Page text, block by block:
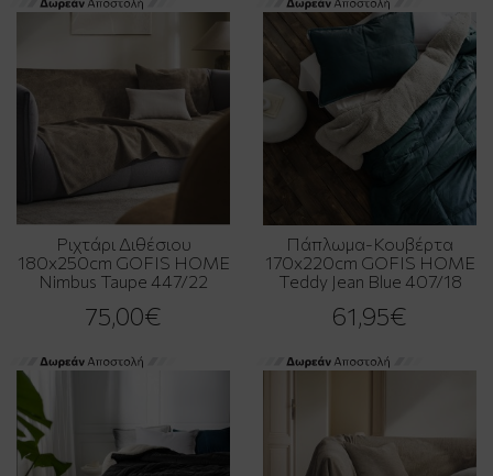
Ριχτάρι Διθέσιου
180x250cm GOFIS HOME
Nimbus Taupe 447/22
75,00€
Πάπλωμα-Κουβέρτα
170x220cm GOFIS HOME
Teddy Jean Blue 407/18
61,95€